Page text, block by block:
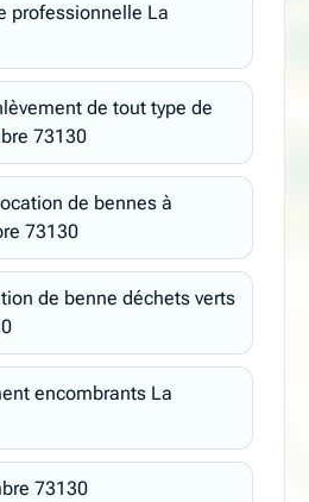
professionnelle La
de tout type de
73130
de bennes à
73130
de benne déchets verts
encombrants La
73130